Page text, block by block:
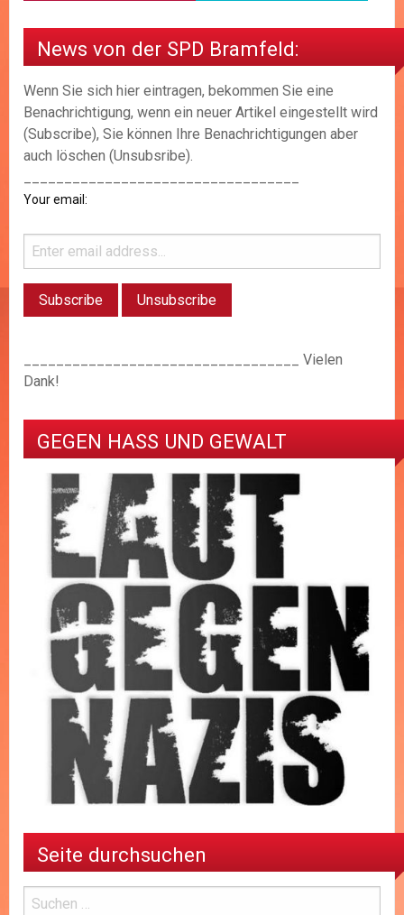
News von der SPD Bramfeld:
Wenn Sie sich hier eintragen, bekommen Sie eine
Benachrichtigung, wenn ein neuer Artikel eingestellt wird
(Subscribe), Sie können Ihre Benachrichtigungen aber
auch löschen (Unsubsribe).
Your email:
__________________________________ Vielen
Dank!
GEGEN HASS UND GEWALT
Seite durchsuchen